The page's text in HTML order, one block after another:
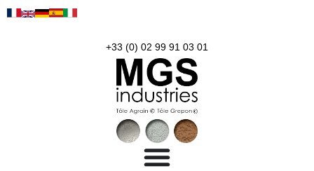
+33 (0) 02 99 91 03 01